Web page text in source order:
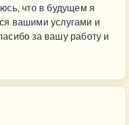
что в будущем я
вашими услугами и
за вашу работу и